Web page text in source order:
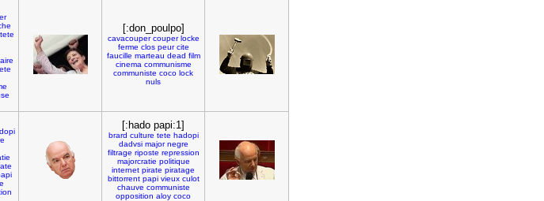
tete
[:don_poulpo]
cavacouper couper locke
ferme clos peur cite
faucille marteau dead film
cinema communisme
communiste coco lock
nuls
[:hado papi:1]
brard culture tete hadopi
dadvsi major negre
filtrage riposte repression
majorcratie politique
internet pirate piratage
bittorrent papi vieux culot
chauve communiste
opposition aloy coco